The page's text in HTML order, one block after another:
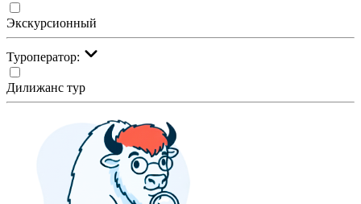
Экскурсионный
Туроператор:
Дилижанс тур